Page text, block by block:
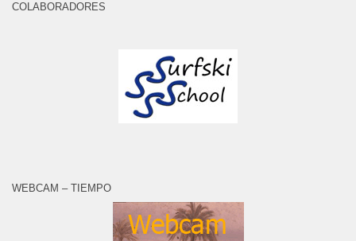
COLABORADORES
WEBCAM – TIEMPO